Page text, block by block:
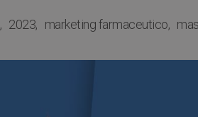
2023 marketing farmaceutico